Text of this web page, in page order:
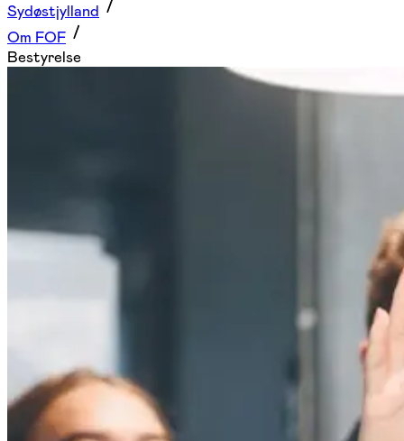
Sydøstjylland
Om FOF
Bestyrelse